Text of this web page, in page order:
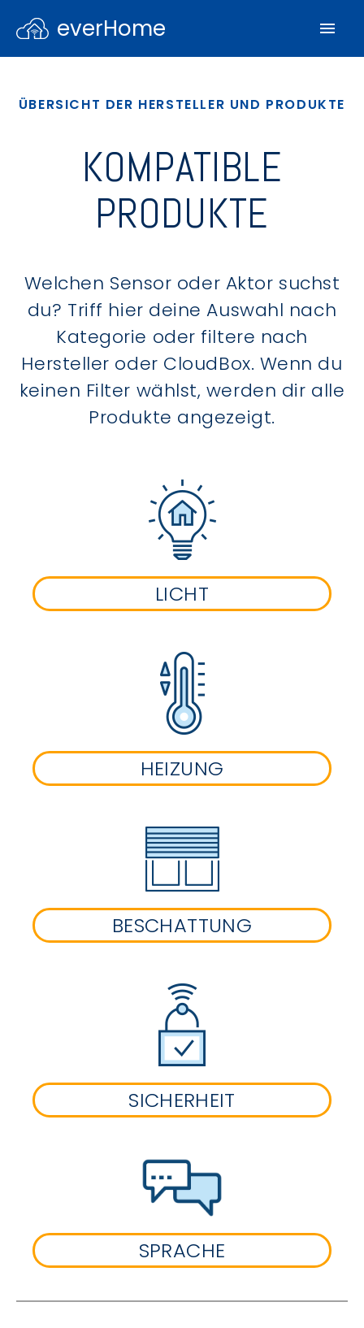
everHome
ÜBERSICHT DER HERSTELLER UND PRODUKTE
KOMPATIBLE
PRODUKTE
Welchen Sensor oder Aktor suchst
du? Triff hier deine Auswahl nach
Kategorie oder filtere nach
Hersteller oder CloudBox. Wenn du
keinen Filter wählst, werden dir alle
Produkte angezeigt.
LICHT
HEIZUNG
BESCHATTUNG
SICHERHEIT
SPRACHE